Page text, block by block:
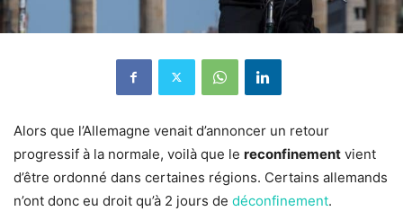
Alors que l’Allemagne venait d’annoncer un retour
progressif à la normale, voilà que le reconfinement vient
d’être ordonné dans certaines régions. Certains allemands
n’ont donc eu droit qu’à 2 jours de déconfinement.